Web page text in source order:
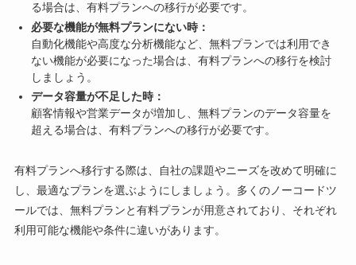
る場合は、有料プランへの移行が必要です。
必要な機能が無料プランにない時：
自動化機能や高度な分析機能など、無料プランでは利用でき
ない機能が必要になった場合は、有料プランへの移行を検討
しましょう。
データ容量が不足した時：
顧客情報や営業データが増加し、無料プランのデータ容量を
超える場合は、有料プランへの移行が必要です。
有料プランへ移行する際は、自社の課題やニーズを改めて明確に
し、最適なプランを選ぶようにしましょう。多くのノーコードツ
ールでは、無料プランと有料プランが用意されており、それぞれ
利用可能な機能や条件に違いがあります。